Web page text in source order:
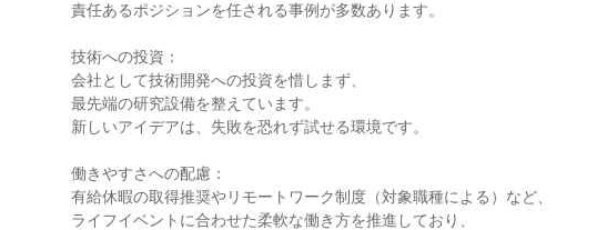
責任あるポジションを任される事例が多数あります。
技術への投資：
会社として技術開発への投資を惜しまず、
最先端の研究設備を整えています。
新しいアイデアは、失敗を恐れず試せる環境です。
働きやすさへの配慮：
有給休暇の取得推奨やリモートワーク制度（対象職種による）など、
ライフイベントに合わせた柔軟な働き方を推進しており、